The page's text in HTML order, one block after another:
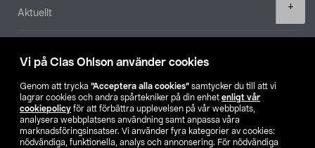
Vi på Clas Ohlson använder cookies
Genom att trycka ”Acceptera alla cookies” samtycker du till att vi
lagrar cookies och andra spårtekniker på din enhet enligt vår
cookiepolicy för att förbättra upplevelsen på vår webbplats,
analysera webbplatsens användning samt anpassa våra
marknadsföringsinsatser. Vi använder fyra kategorier av cookies:
nödvändiga, funktionella, analys och annonsering. För nödvändiga
+
Aktuellt
Hitta butik
SE NO FI